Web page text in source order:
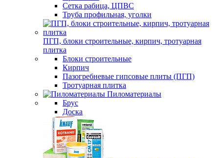
Сетка рабица, ЦПВС
Труба профильная, уголки
ПГП, блоки строительные, кирпич, тротуарная
плитка
Блоки строительные
Кирпич
Пазогребневые гипсовые плиты (ПГП)
Тротуарная плитка
Пиломатериалы
Брус
Доска